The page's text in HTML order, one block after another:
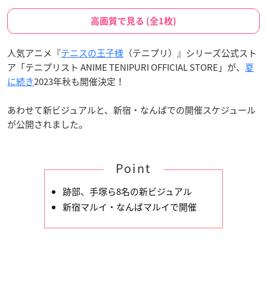
高画質で見る (全1枚)
人気アニメ『テニスの王子様 （テニプリ）』シリーズ公式スト
ア「テニプリスト ANIME TENIPURI OFFICIAL STORE」が、 夏
に続き2023年秋も開催決定！
あわせて新ビジュアルと、新宿・なんばでの開催スケジュール
が公開されました。
Point
跡部、手塚ら8名の新ビジュアル
新宿マルイ・なんばマルイで開催